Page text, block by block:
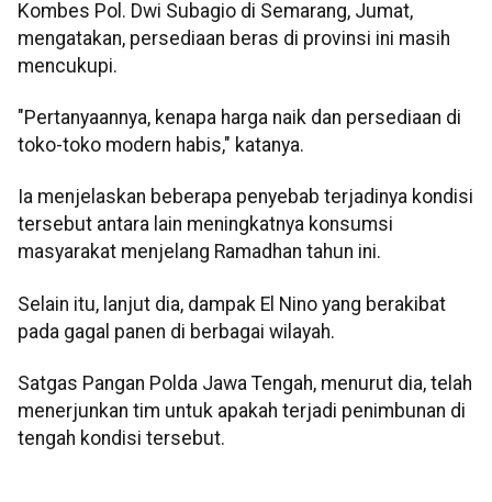
Kombes Pol. Dwi Subagio di Semarang, Jumat,
mengatakan, persediaan beras di provinsi ini masih
mencukupi.
"Pertanyaannya, kenapa harga naik dan persediaan di
toko-toko modern habis," katanya.
Ia menjelaskan beberapa penyebab terjadinya kondisi
tersebut antara lain meningkatnya konsumsi
masyarakat menjelang Ramadhan tahun ini.
Selain itu, lanjut dia, dampak El Nino yang berakibat
pada gagal panen di berbagai wilayah.
Satgas Pangan Polda Jawa Tengah, menurut dia, telah
menerjunkan tim untuk apakah terjadi penimbunan di
tengah kondisi tersebut.